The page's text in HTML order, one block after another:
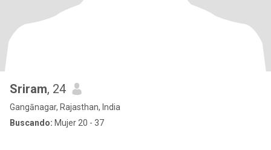
Sriram, 24
Gangānagar, Rajasthan, India
Buscando: Mujer 20 - 37